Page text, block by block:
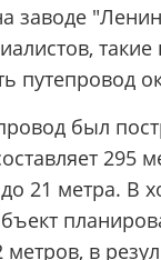
заводе
такие
путепровод
был
295
21 метра. В
в